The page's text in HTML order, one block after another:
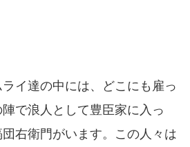
イ達の中には、どこにも雇っ
で浪人として豊臣家に入っ
右衛門がいます。この人々は